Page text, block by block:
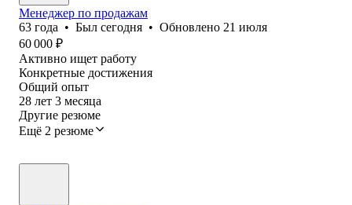
Менеджер по продажам
63 года • Был сегодня • Обновлено 21 июля
60 000 ₽
Активно ищет работу
Конкретные достижения
Общий опыт
28 лет 3 месяца
Другие резюме
Ещё 2 резюме